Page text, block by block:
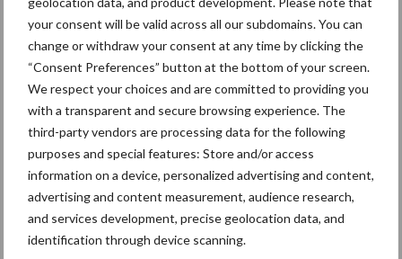
your consent will be valid across all our subdomains. You can
change or withdraw your consent at any time by clicking the
“Consent Preferences” button at the bottom of your screen.
We respect your choices and are committed to providing you
with a transparent and secure browsing experience. The
third-party vendors are processing data for the following
purposes and special features: Store and/or access
information on a device, personalized advertising and content,
advertising and content measurement, audience research,
and services development, precise geolocation data, and
identification through device scanning.
ons onderzoek echt nog in de kinderschoenen staat, is het
belangrijk dat we de sector nu alvast vertrouwd maken met dit
idee. Voor veel veredelaars klinkt dit als iets voor de verdere
toekomst, maar ze beschikken wel over waardevolle expertise
voor dit stadium van ons onderzoek en kunnen leerzame en
kritische feedback leveren. Gelukkig heeft een aantal
veredelingsbedrijven aangegeven dat ze de komende tijd
gedachten en ideeën met ons willen uitwisselen. Voor een nog
bredere input hopen we ook producenten van biologicals aan